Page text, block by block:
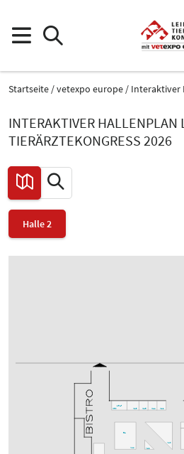
Startseite vetexpo europe
Interaktiver
INTERAKTIVER HALLENPLAN
TIERÄRZTEKONGRESS 2026
Halle 2
M42
M46
M48
M5015m²
K42
Bistro